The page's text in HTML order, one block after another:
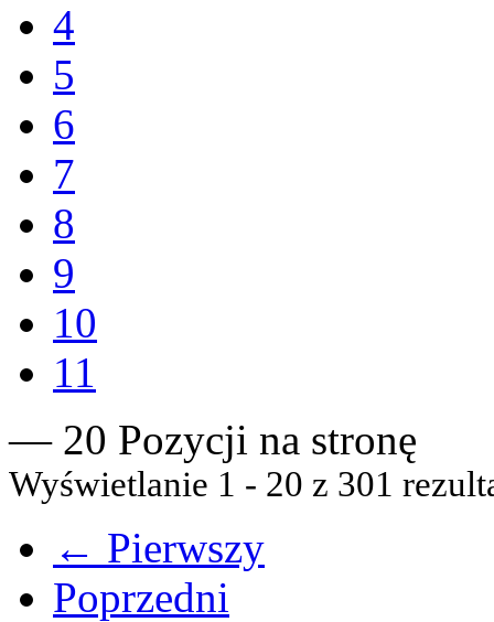
4
5
6
7
8
9
10
11
— 20 Pozycji na stronę
Wyświetlanie 1 - 20 z 301
← Pierwszy
Poprzedni